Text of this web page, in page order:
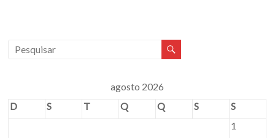
agosto 2026
D
S T Q Q S
S
1